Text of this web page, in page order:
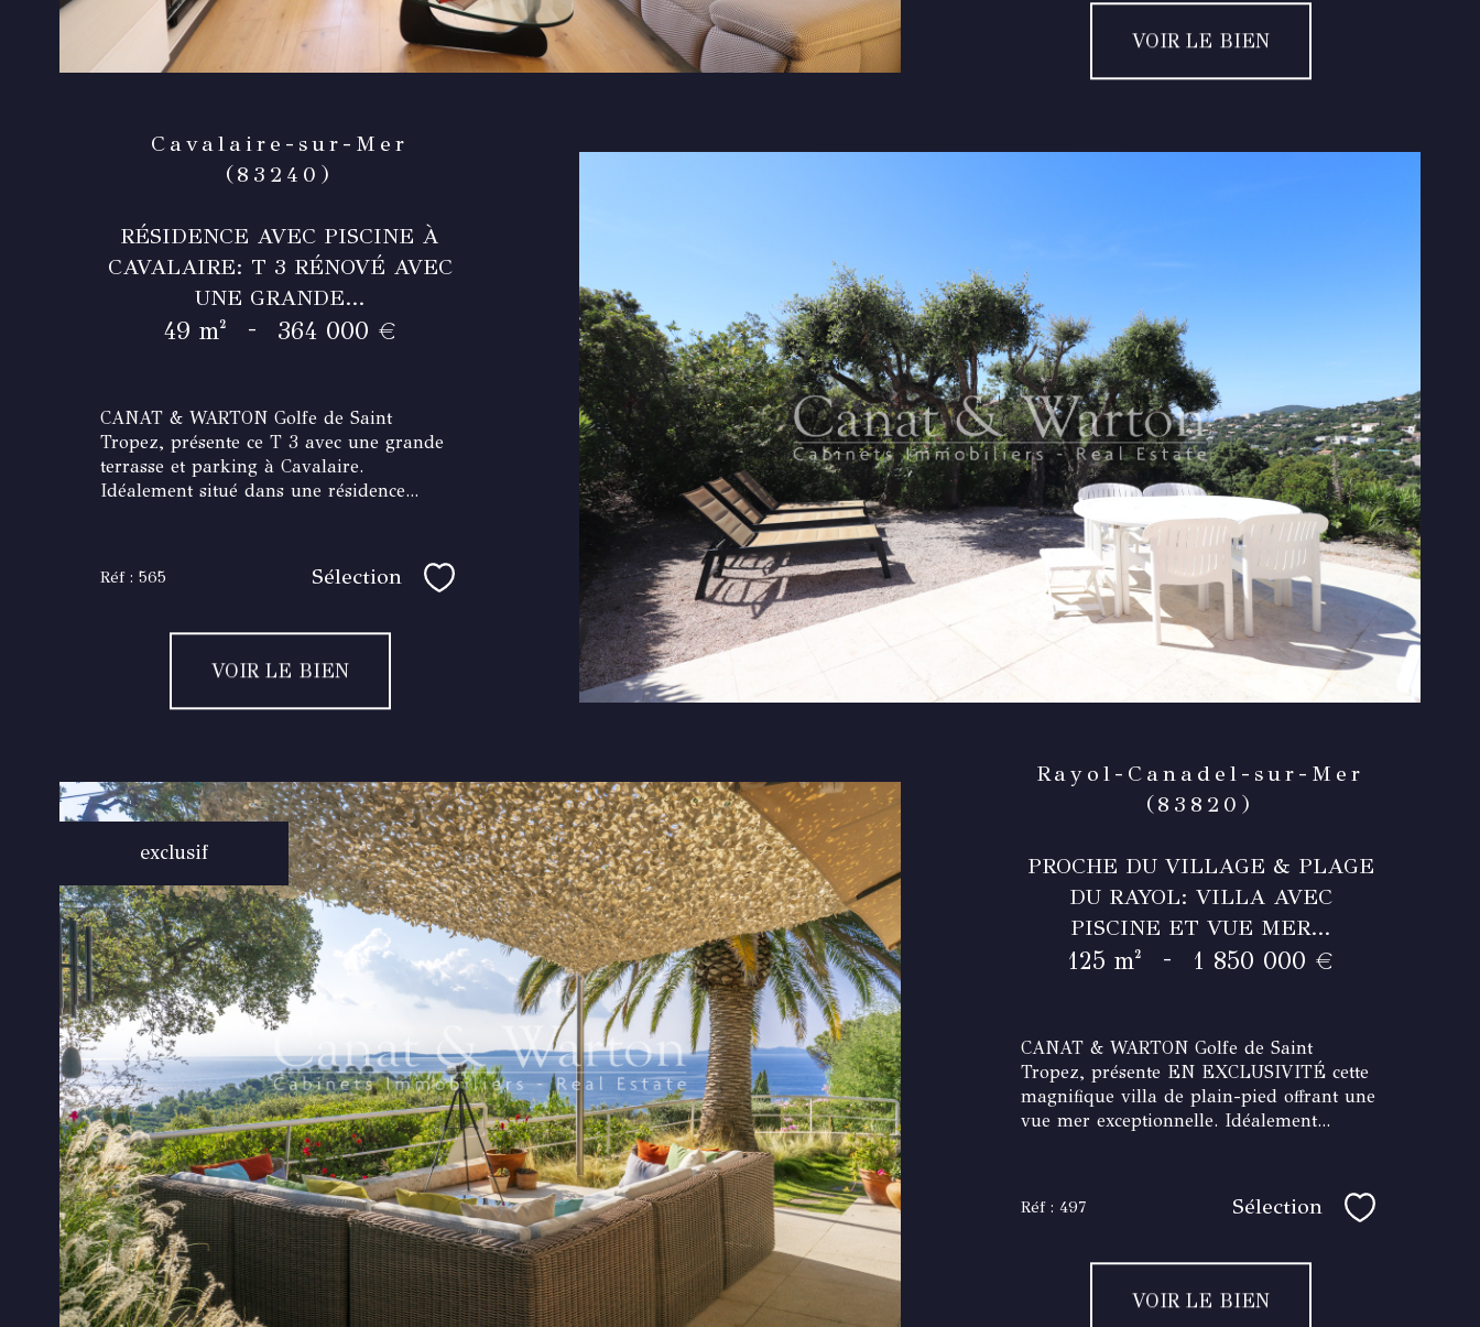
VOIR LE BIEN
Cavalaire-sur-Mer
(83240)
RÉSIDENCE AVEC PISCINE À
CAVALAIRE: T 3 RÉNOVÉ AVEC
UNE GRANDE...
49 m² - 364 000 €
CANAT & WARTON Golfe de Saint
Tropez, présente ce T 3 avec une grande
terrasse et parking à Cavalaire.
Idéalement situé dans une résidence...
Réf : 565 Sélection Sélectionner
VOIR LE BIEN
exclusif
Rayol-Canadel-sur-Mer
(83820)
PROCHE DU VILLAGE & PLAGE
DU RAYOL: VILLA AVEC
PISCINE ET VUE MER...
125 m² - 1 850 000 €
CANAT & WARTON Golfe de Saint
Tropez, présente EN EXCLUSIVITÉ cette
magnifique villa de plain-pied offrant une
vue mer exceptionnelle. Idéalement...
Réf : 497 Sélection Sélectionner
VOIR LE BIEN